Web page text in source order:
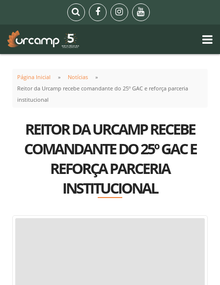
Página Inicial
Notícias
Reitor da Urcamp recebe comandante do 25º GAC e reforça parceria
institucional
REITOR DA URCAMP RECEBE
COMANDANTE DO 25º GAC E
REFORÇA PARCERIA
INSTITUCIONAL